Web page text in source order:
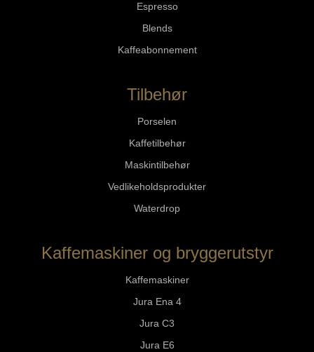
Espresso
Blends
Kaffeabonnement
Tilbehør
Porselen
Kaffetilbehør
Maskintilbehør
Vedlikeholdsprodukter
Waterdrop
Kaffemaskiner og bryggerutstyr
Kaffemaskiner
Jura Ena 4
Jura C3
Jura E6